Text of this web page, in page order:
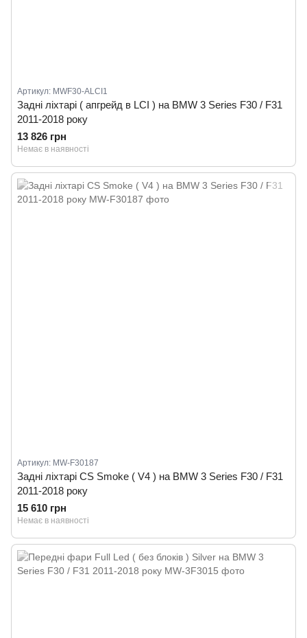
Артикул: MWF30-ALCI1
Задні ліхтарі ( апгрейд в LCI ) на BMW 3 Series F30 / F31
2011-2018 року
13 826 грн
Немає в наявності
Артикул: MW-F30187
Задні ліхтарі CS Smoke ( V4 ) на BMW 3 Series F30 / F31
2011-2018 року
15 610 грн
Немає в наявності